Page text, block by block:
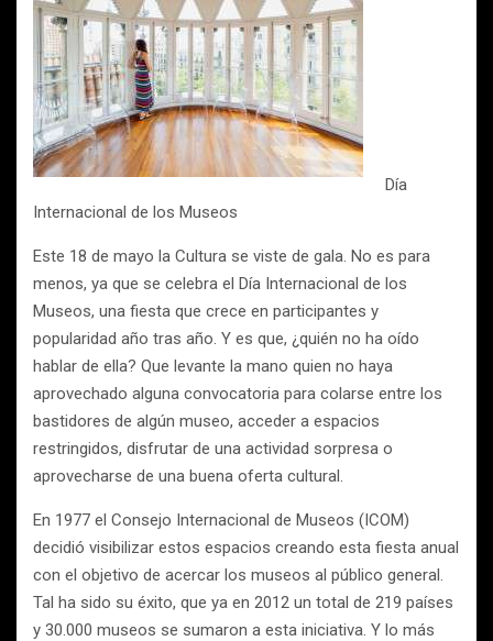
Día
Internacional de los Museos
Este 18 de mayo la Cultura se viste de gala. No es para
menos, ya que se celebra el Día Internacional de los
Museos, una fiesta que crece en participantes y
popularidad año tras año. Y es que, ¿quién no ha oído
hablar de ella? Que levante la mano quien no haya
aprovechado alguna convocatoria para colarse entre los
bastidores de algún museo, acceder a espacios
restringidos, disfrutar de una actividad sorpresa o
aprovecharse de una buena oferta cultural.
En 1977 el Consejo Internacional de Museos (ICOM)
decidió visibilizar estos espacios creando esta fiesta anual
con el objetivo de acercar los museos al público general.
Tal ha sido su éxito, que ya en 2012 un total de 219 países
y 30.000 museos se sumaron a esta iniciativa. Y lo más